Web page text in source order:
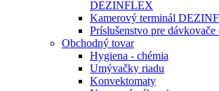
DEZINFLEX
Kamerový terminál
Príslušenstvo pre
Obchodný tovar
Hygiena - chémia
Umývačky riadu
Konvektomaty